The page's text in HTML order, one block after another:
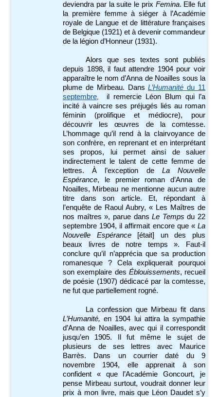
deviendra par la suite le prix Femina. Elle fut
la première femme à siéger à l’Académie
royale de Langue et de littérature françaises
de Belgique (1921) et à devenir commandeur
de la légion d’Honneur (1931).
Alors que ses textes sont publiés
depuis 1898, il faut attendre 1904 pour voir
apparaître le nom d’Anna de Noailles sous la
plume de Mirbeau. DansL’Humanité du 11
septembre,
il remercie Léon Blum qui l’a
incité à vaincre ses préjugés liés au roman
féminin (prolifique et médiocre), pour
découvrir les œuvres de la comtesse.
L’hommage qu’il rend à la clairvoyance de
son confrère, en reprenant et en interprétant
ses propos, lui permet ainsi de saluer
indirectement le talent de cette femme de
lettres. À l’exception de La Nouvelle
Espérance, le premier roman d’Anna de
Noailles, Mirbeau ne mentionne aucun autre
titre dans son article. Et, répondant à
l’enquête de Raoul Aubry, « Les Maîtres de
nos maîtres », parue dansLe Temps du 22
septembre 1904, il affirmait encore que « La
Nouvelle Espérance
[était] un des plus
beaux livres de notre temps ». Faut-il
conclure qu’il n’apprécia que sa production
romanesque ? Cela expliquerait pourquoi
son exemplaire des Éblouissements, recueil
de poésie (1907) dédicacé par la comtesse,
ne fut que partiellement rogné.
La confession que Mirbeau fit dans
L’Humanité, en 1904 lui attira la sympathie
d’Anna de Noailles, avec qui il correspondit
jusqu’en 1905. Il fut même le sujet de
plusieurs de ses lettres avec Maurice
Barrès. Dans un courrier daté du 9
novembre 1904, elle apprenait à son
confident « que l’Académie Goncourt, je
pense Mirbeau surtout, voudrait donner leur
prix à mon livre, mais que Léon Daudet s’y